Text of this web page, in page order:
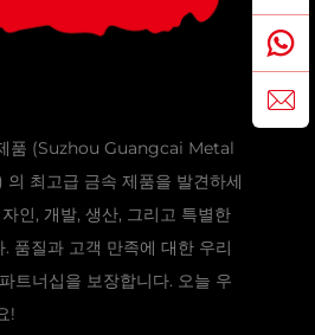
품 (Suzhou Guangcai Metal
최고급 금속 제품을 발견하세
인, 개발, 생산, 그리고 특별한
품질과 고객 만족에 대한 우리
트너십을 보장합니다. 오늘 우
!